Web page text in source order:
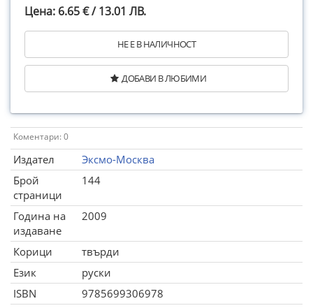
Цена: 6.65 € / 13.01 ЛВ.
НЕ Е В НАЛИЧНОСТ
ДОБАВИ В ЛЮБИМИ
Коментари: 0
Издател
Эксмо-Москва
Брой
страници
144
Година на
издаване
2009
Корици
твърди
Език
руски
ISBN
9785699306978